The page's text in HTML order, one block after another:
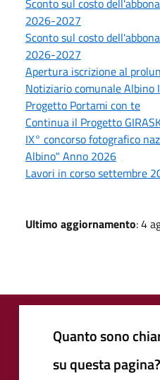
2026-2027
Sconto sul costo
2026-2027
Apertura iscrizione al
Notiziario comunale
Progetto Portami con te
Continua il Progetto
IX° concorso fotografico
Albino" Anno 2026
Lavori in corso settembre
Ultimo aggiornamento: 4
Quanto sono
su questa pagina?